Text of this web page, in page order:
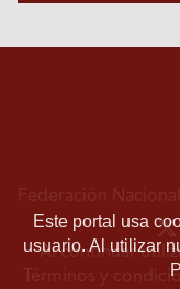
Este portal usa
usuario. Al utilizar
Federación
Al continuar
Términos y